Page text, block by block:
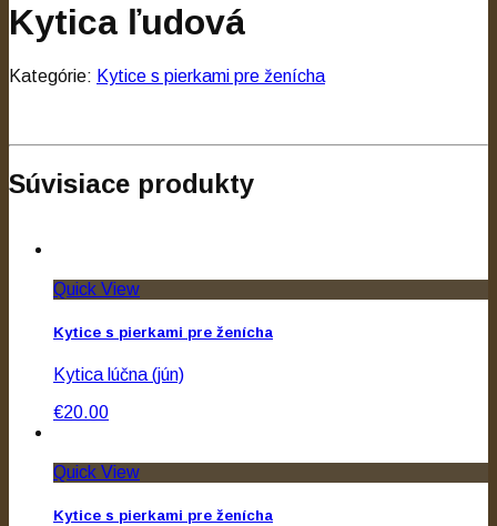
Kytica ľudová
Kategórie: Kytice s pierkami pre ženícha
Súvisiace produkty
Quick View
Kytice s pierkami pre ženícha
Kytica lúčna (jún)
€20.00
Quick View
Kytice s pierkami pre ženícha